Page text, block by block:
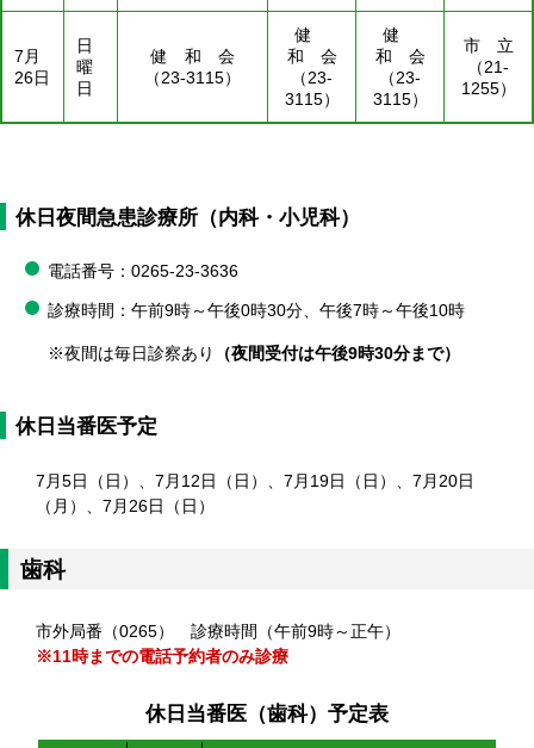
7月
26日
日
曜
日
健 和 会
（23-3115）
健
和 会
（23-
3115）
健
和 会
（23-
3115）
市 立
（21-
1255）
休日夜間急患診療所（内科・小児科）
電話番号：0265-23-3636
診療時間：午前9時～午後0時30分、午後7時～午後10時
※夜間は毎日診察あり （夜間受付は午後9時30分まで）
休日当番医予定
7月5日（日）、7月12日（日）、7月19日（日）、7月20日
（月）、7月26日（日）
歯科
​市外局番（0265） 診療時間（午前9時～正午）
※11時までの電話予約者のみ診療
休日当番医（歯科）予定表